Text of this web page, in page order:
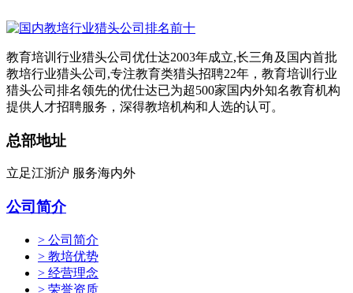
教育培训行业猎头公司优仕达2003年成立,长三角及国内首批
教培行业猎头公司,专注教育类猎头招聘22年，教育培训行业
猎头公司排名领先的优仕达已为超500家国内外知名教育机构
提供人才招聘服务，深得教培机构和人选的认可。
总部地址
立足江浙沪 服务海内外
公司简介
> 公司简介
> 教培优势
> 经营理念
> 荣誉资质